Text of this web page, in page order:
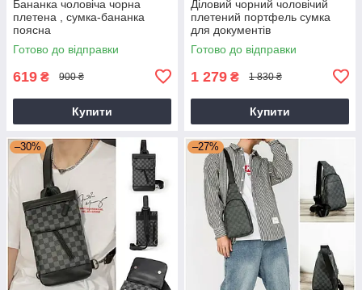
Бананка чоловіча чорна
плетена , сумка-бананка
поясна
Готово до відправки
619 ₴ 900 ₴
Купити
Діловий чорний чоловічий
плетений портфель сумка
для документів
Готово до відправки
1 279 ₴ 1 830 ₴
Купити
–30% –27%